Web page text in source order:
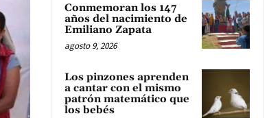
Conmemoran los 147
años del nacimiento de
Emiliano Zapata
agosto 9, 2026
Los pinzones aprenden
a cantar con el mismo
patrón matemático que
los bebés